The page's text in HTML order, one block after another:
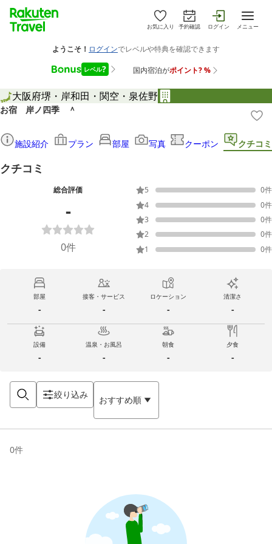
お気に入り 予約確認 ログイン メニュー
大阪府堺・岸和田・関空・泉佐野
お宿 岸ノ四季 ＾
施設紹介 プラン 部屋 写真 クーポン クチコミ
クチコミ
総合評価
-
0件
5 0件
4
0件
3
0件
2
0件
1
0件
部屋
-
接客・サービス
-
ロケーション
-
清潔さ
-
設備
-
温泉・お風呂
-
朝食
-
夕食
-
絞り込み おすすめ順
0件